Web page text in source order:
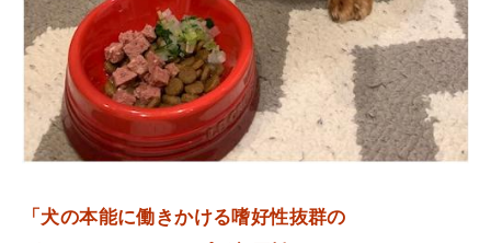
「犬の本能に働きかける嗜好性抜群の